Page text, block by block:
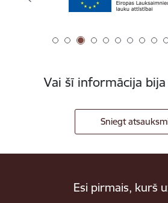
Vai šī informācija
Sniegt
Esi pirmais, kurš